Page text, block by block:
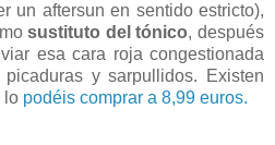
un aftersun en sentido estricto),
sustituto del tónico, después
esa cara roja congestionada
y sarpullidos. Existen
lo podéis comprar a 8,99 euros.